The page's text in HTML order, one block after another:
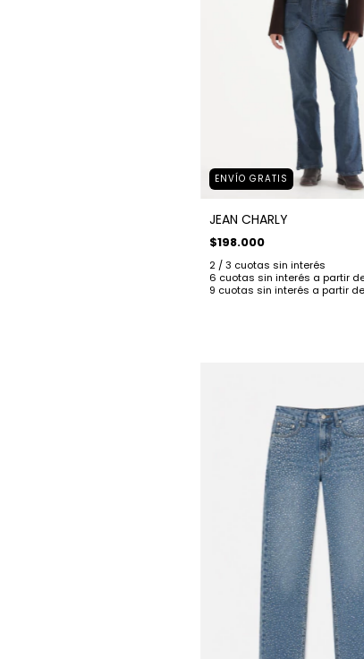
ENVÍO GRATIS
JEAN CHARLY
$198.000